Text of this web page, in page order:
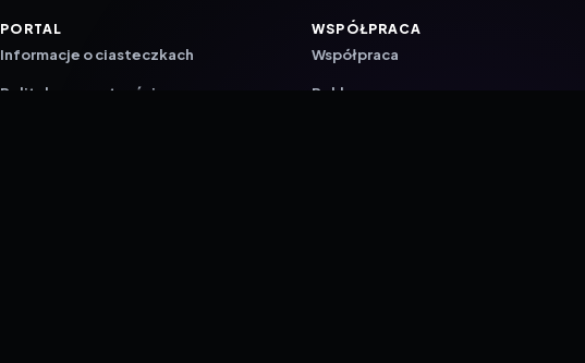
PORTAL
Informacje o ciasteczkach
Polityka prywatności
WSPÓŁPRACA
Współpraca
Reklama